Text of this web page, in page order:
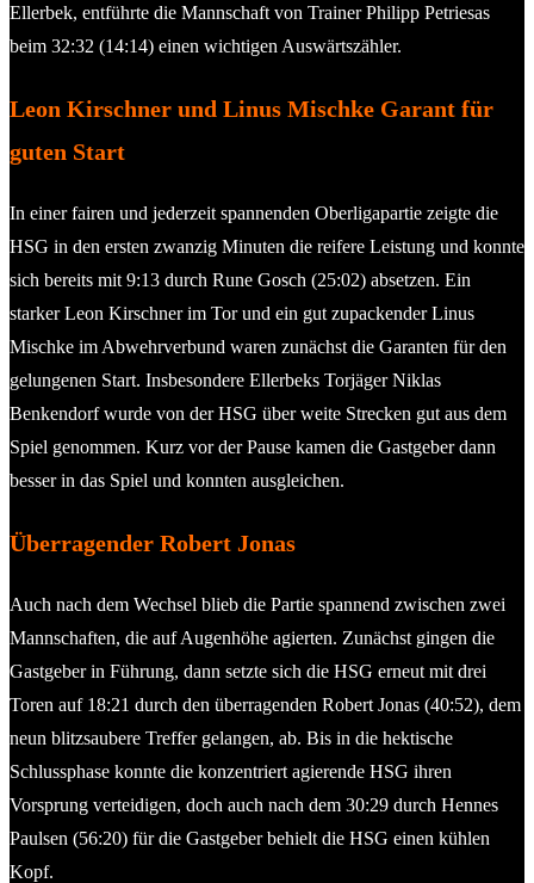
Ellerbek, entführte die Mannschaft von Trainer Philipp Petriesas
beim 32:32 (14:14) einen wichtigen Auswärtszähler.
Leon Kirschner und Linus Mischke Garant für
guten Start
In einer fairen und jederzeit spannenden Oberligapartie zeigte die
HSG in den ersten zwanzig Minuten die reifere Leistung und konnte
sich bereits mit 9:13 durch Rune Gosch (25:02) absetzen. Ein
starker Leon Kirschner im Tor und ein gut zupackender Linus
Mischke im Abwehrverbund waren zunächst die Garanten für den
gelungenen Start. Insbesondere Ellerbeks Torjäger Niklas
Benkendorf wurde von der HSG über weite Strecken gut aus dem
Spiel genommen. Kurz vor der Pause kamen die Gastgeber dann
besser in das Spiel und konnten ausgleichen.
Überragender Robert Jonas
Auch nach dem Wechsel blieb die Partie spannend zwischen zwei
Mannschaften, die auf Augenhöhe agierten. Zunächst gingen die
Gastgeber in Führung, dann setzte sich die HSG erneut mit drei
Toren auf 18:21 durch den überragenden Robert Jonas (40:52), dem
neun blitzsaubere Treffer gelangen, ab. Bis in die hektische
Schlussphase konnte die konzentriert agierende HSG ihren
Vorsprung verteidigen, doch auch nach dem 30:29 durch Hennes
Paulsen (56:20) für die Gastgeber behielt die HSG einen kühlen
Kopf.